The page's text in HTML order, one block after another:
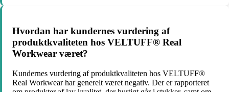
Hvordan har kundernes vurdering af
produktkvaliteten hos VELTUFF® Real
Workwear været?
Kundernes vurdering af produktkvaliteten hos VELTUFF®
Real Workwear har generelt været negativ. Der er rapporteret